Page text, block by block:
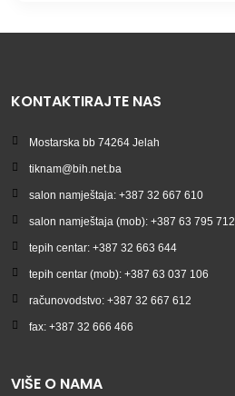
KONTAKTIRAJTE NAS
Mostarska bb 74264 Jelah
tiknam@bih.net.ba
salon namještaja: +387 32 667 610
salon namještaja (mob): +387 63 795 712
tepih centar: +387 32 663 644
tepih centar (mob): +387 63 037 106
računovodstvo: +387 32 667 612
fax: +387 32 666 466
VIŠE O NAMA